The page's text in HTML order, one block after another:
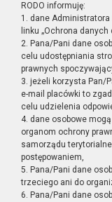
RODO informuję:
1. dane
linku „Ochrona danych
2. Pana/Pani dane
celu udostępniania
prawnych
3. jeżeli korzysta Pan/
e-mail placówki to
celu udzielenia
4. dane osobowe
organom ochrony
samorządu
postępowaniem,
5. Pana/Pani dane
trzeciego ani do
6. Pana/Pani dane